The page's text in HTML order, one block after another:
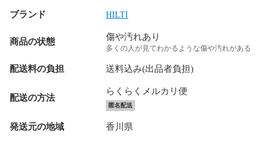
ブランド HILTI
商品の状態 傷や汚れあり
多くの人が見てわかるような傷や汚れがある
配送料の負担 送料込み(出品者負担)
配送の方法
らくらくメルカリ便
匿名配送
発送元の地域 香川県